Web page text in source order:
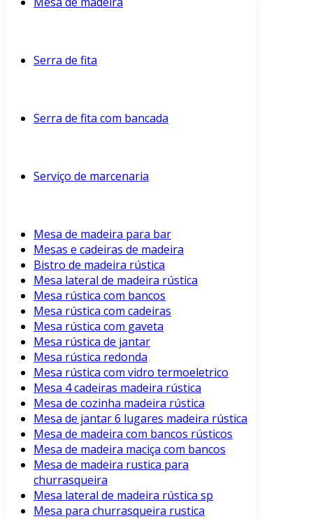
Serra de fita
Serra de fita com bancada
Serviço de marcenaria
Mesa de madeira para bar
Mesas e cadeiras de madeira
Bistro de madeira rústica
Mesa lateral de madeira rústica
Mesa rústica com bancos
Mesa rústica com cadeiras
Mesa rústica com gaveta
Mesa rústica de jantar
Mesa rústica redonda
Mesa rústica com vidro termoeletrico
Mesa 4 cadeiras madeira rústica
Mesa de cozinha madeira rústica
Mesa de jantar 6 lugares madeira rústica
Mesa de madeira com bancos rústicos
Mesa de madeira maciça com bancos
Mesa de madeira rustica para
churrasqueira
Mesa lateral de madeira rústica sp
Mesa para churrasqueira rustica